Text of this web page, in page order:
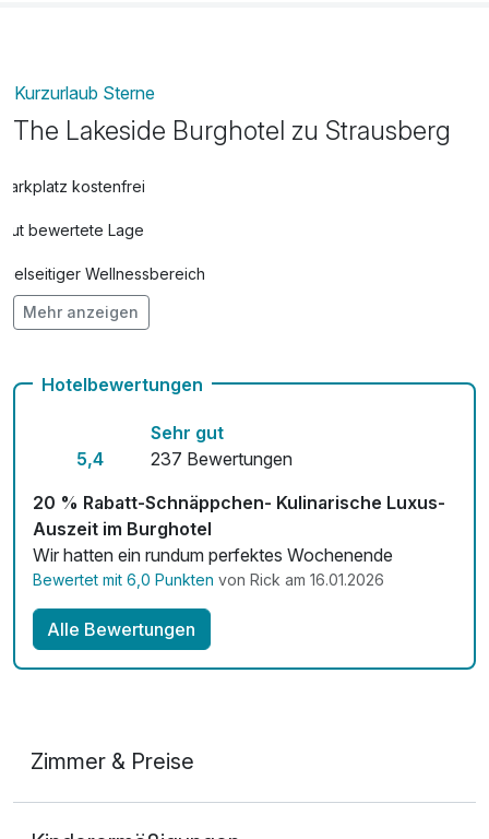
Fußmassage 51,00 €
Rückenmassage
Strauß Blumen
Kurzurlaub Sterne
The Lakeside Burghotel zu Strausberg
Parkplatz kostenfrei
Gut bewertete Lage
Vielseitiger Wellnessbereich
Hunde im Hotel erlaubt für 22,50 € pro Stück / Tag
Kostenloses W-LAN
Zimmerservice verfügbar
Mit Hotelbar
Mehr anzeigen
Hotelbewertungen
5,4
Sehr gut
237 Bewertungen
20 % Rabatt-Schnäppchen- Kulinarische Luxus-
Auszeit im Burghotel
Wir hatten ein rundum perfektes Wochenende
Bewertet mit 6,0 Punkten von Rick am 16.01.2026
Alle Bewertungen
Zimmer & Preise